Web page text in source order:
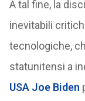
A tal fine, la
inevitabili
tecnologiche,
statunitensi a
USA Joe Biden